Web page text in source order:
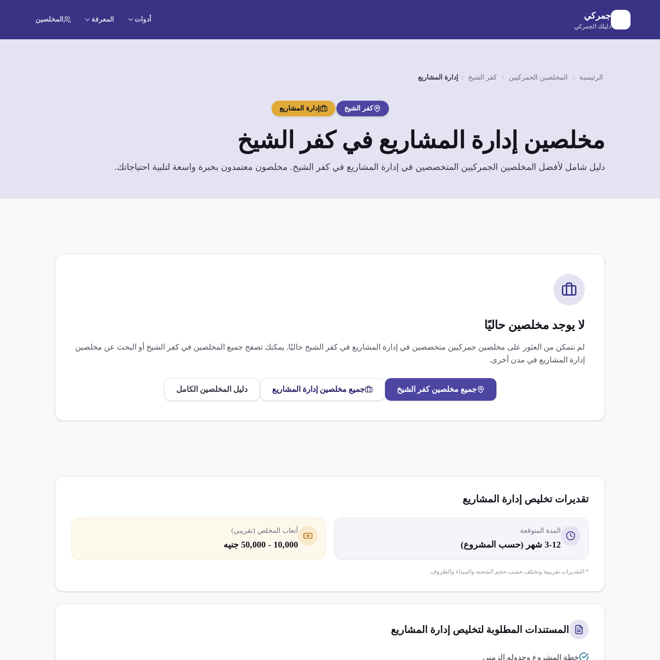
جمركي
دليلك الجمركي
أدوات المعرفة المخلصين
الرئيسية المخلصين الجمركيين كفر الشيخ إدارة المشاريع
كفر الشيخ إدارة المشاريع
مخلصين إدارة المشاريع فيكفر الشيخ
دليل شامل لأفضل المخلصين الجمركيين المتخصصين في إدارة المشاريع في كفر الشيخ. مخلصون معتمدون بخبرة واسعة لتلبية احتياجاتك.
لا يوجد مخلصين حاليًا
لم نتمكن من العثور على مخلصين جمركيين متخصصين في إدارة المشاريع في كفر الشيخ حاليًا. يمكنك تصفح جميع المخلصين في كفر الشيخ أو البحث عن مخلصين
إدارة المشاريع في مدن أخرى.
جميع مخلصينكفر الشيخ جميع مخلصين إدارة المشاريع دليل المخلصين الكامل
تقديرات تخليص إدارة المشاريع
المدة المتوقعة
3-12 شهر (حسب المشروع)
أتعاب المخلص (تقريبي)
10,000 - 50,000 جنيه
* التقديرات تقريبية وتختلف حسب حجم الشحنة والميناء والظروف.
المستندات المطلوبة لتخليص إدارة المشاريع
خطة المشروع وجدوله الزمني